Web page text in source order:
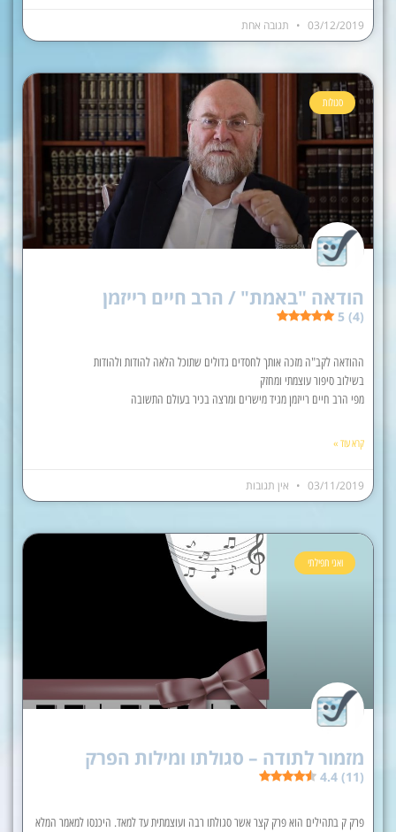
03/12/2019 תגובה אחת
סגולות
הודאה "באמת" / הרב חיים רייזמן
5 (4)
ההודאה לקב"ה מזכה אותך לחסדים גדולים שתוכל הלאה להודות ולהודות
בשילוב סיפור עוצמתי ומחזק
מפי הרב חיים רייזמן מגיד מישרים ומרצה בכיר בעולם התשובה
קרא עוד »
03/11/2019 אין תגובות
ואני תפילתי
מזמור לתודה – סגולתו ומילות הפרק
4.4 (11)
פרק ק בתהילים הוא פרק קצר אשר סגולתו רבה ועוצמתית עד למאד. היכנסו למאמר המלא